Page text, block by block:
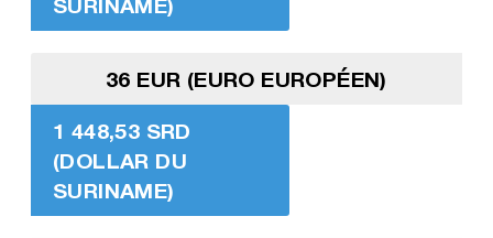
36 EUR (EURO EUROPÉEN)
1 448,53 SRD
(DOLLAR DU
SURINAME)